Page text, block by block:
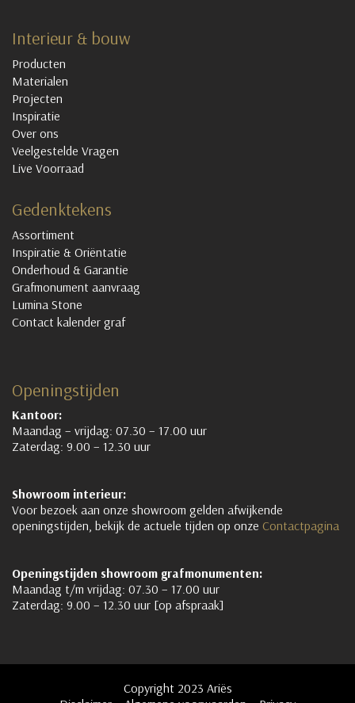
Interieur & bouw
Producten
Materialen
Projecten
Inspiratie
Over ons
Veelgestelde Vragen
Live Voorraad
Gedenktekens
Assortiment
Inspiratie & Oriëntatie
Onderhoud & Garantie
Grafmonument aanvraag
Lumina Stone
Contact kalender graf
Openingstijden
Kantoor:
Maandag – vrijdag: 07.30 – 17.00 uur
Zaterdag: 9.00 – 12.30 uur
Showroom interieur:
Voor bezoek aan onze showroom gelden afwijkende
openingstijden, bekijk de actuele tijden op onze Contactpagina
Openingstijden showroom grafmonumenten:
Maandag t/m vrijdag: 07.30 – 17.00 uur
Zaterdag: 9.00 – 12.30 uur [op afspraak]
Copyright 2023 Ariës